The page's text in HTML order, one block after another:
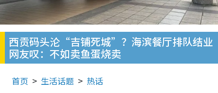
西贡码头沦“吉铺死城”？海滨餐厅排队结业
网友叹：不如卖鱼蛋烧卖
首页 生活话题 热话